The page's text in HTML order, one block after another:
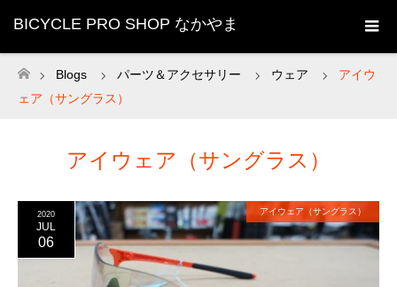
BICYCLE PRO SHOP なかやま
ホーム
Blogs パーツ＆アクセサリー ウェア
アイウ
ェア（サングラス）
アイウェア（サングラス）
2020
JUL
06
アイウェア（サングラス）